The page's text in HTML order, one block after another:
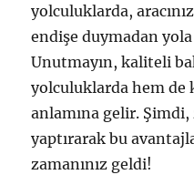
yolculuklarda,
endişe duymadan
Unutmayın, kaliteli
yolculuklarda hem de
anlamına gelir. Şimdi,
yaptırarak bu
zamanınız geldi!